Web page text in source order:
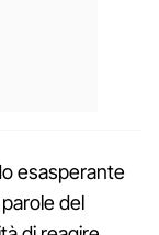
esasperante
del